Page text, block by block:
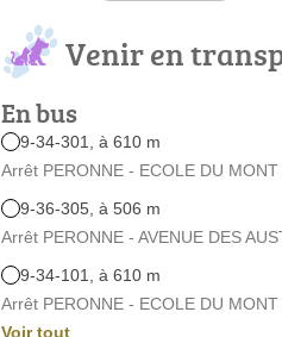
Venir en
En bus
9-34-301, à 610 m
Arrêt PERONNE - ECOLE DU
9-36-305, à 506 m
Arrêt PERONNE - AVENUE DES
9-34-101, à 610 m
Arrêt PERONNE - ECOLE DU
Voir tout